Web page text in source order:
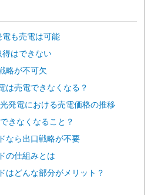
も売電は可能
はできない
略が不可欠
は売電できなくなる？
発電における売電価格の推移
きなくなること？
なら出口戦略が不要
の仕組みとは
はどんな部分がメリット？